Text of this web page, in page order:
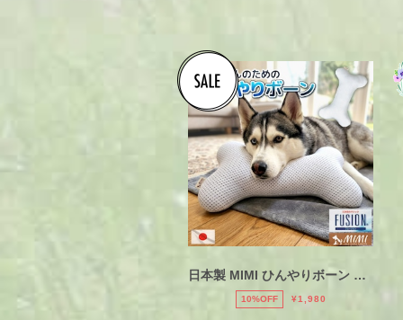
日本製 MIMI ひんやりボーン 骨 クッション FUSION 接触冷感 犬用 ピロー ペット用品
10%OFF ¥1,980